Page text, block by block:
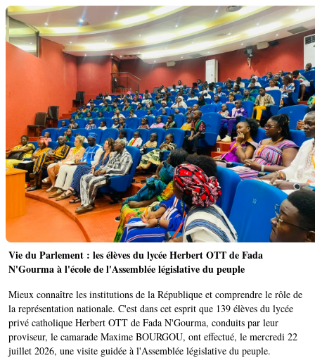
Vie du Parlement : les élèves du lycée Herbert OTT de Fada
N'Gourma à l'école de l'Assemblée législative du peuple
Mieux connaître les institutions de la République et comprendre le rôle de
la représentation nationale. C'est dans cet esprit que 139 élèves du lycée
privé catholique Herbert OTT de Fada N'Gourma, conduits par leur
proviseur, le camarade Maxime BOURGOU, ont effectué, le mercredi 22
juillet 2026, une visite guidée à l'Assemblée législative du peuple.